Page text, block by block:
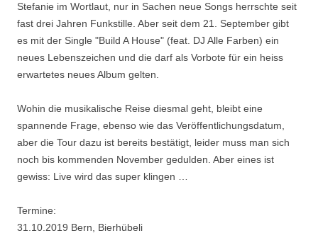
Stefanie im Wortlaut, nur in Sachen neue Songs herrschte seit
fast drei Jahren Funkstille. Aber seit dem 21. September gibt
es mit der Single "Build A House" (feat. DJ Alle Farben) ein
neues Lebenszeichen und die darf als Vorbote für ein heiss
erwartetes neues Album gelten.
Wohin die musikalische Reise diesmal geht, bleibt eine
spannende Frage, ebenso wie das Veröffentlichungsdatum,
aber die Tour dazu ist bereits bestätigt, leider muss man sich
noch bis kommenden November gedulden. Aber eines ist
gewiss: Live wird das super klingen …
Termine:
31.10.2019 Bern, Bierhübeli